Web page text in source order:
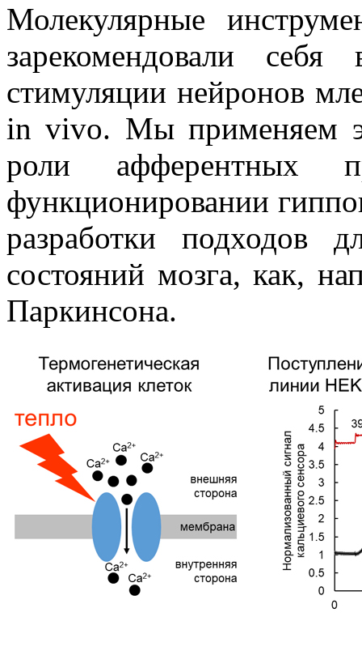
Молекулярные
зарекомендовали
стимуляции нейронов
in vivo. Мы применяем
роли афферентных
функционировании
разработки подходов
состояний мозга, как,
Паркинсона.